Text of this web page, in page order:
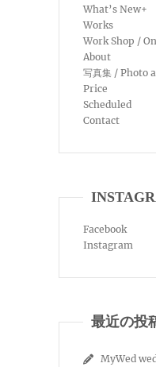
What’s New+
Works
Work Shop /
About
写真集 / Photo
Price
Scheduled
Contact
Facebook
Instagram
最近の投
MyWed